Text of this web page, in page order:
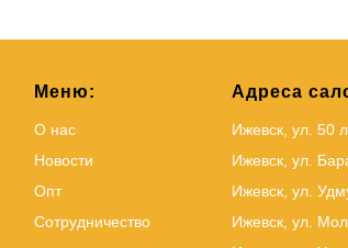
Меню:
О нас
Новости
Опт
Сотрудничество
Адреса
Ижевск, ул. 50
Ижевск, ул.
Ижевск, ул.
Ижевск, ул.